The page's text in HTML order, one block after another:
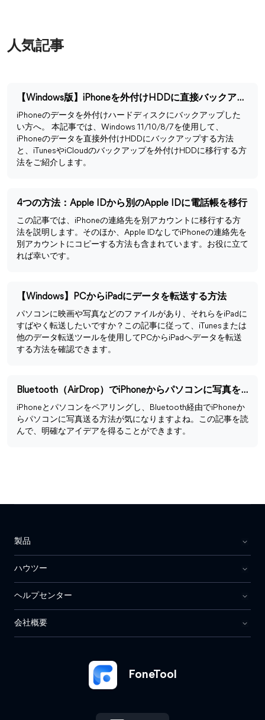
人気記事
【Windows版】iPhoneを外付けHDDに直接バックアップする方法
iPhoneのデータを外付けハードディスクにバックアップした
い方へ。 本記事では、Windows 11/10/8/7を使用して、
iPhoneのデータを直接外付けHDDにバックアップする方法
と、iTunesやiCloudのバックアップを外付けHDDに移行する方
法をご紹介します。
4つの方法：Apple IDから別のApple IDに電話帳を移行
この記事では、iPhoneの連絡先を別アカウントに移行する方
法を説明します。そのほか、Apple IDなしでiPhoneの連絡先を
別アカウントにコピーする方法も含まれています。お役に立て
れば幸いです。
【Windows】PCからiPadにデータを転送する方法
パソコンに映画や写真などのファイルがあり、それらをiPadに
すばやく転送したいですか？この記事に従って、iTunesまたは
他のデータ転送ツールを使用してPCからiPadへデータを転送
する方法を確認できます。
Bluetooth（AirDrop）でiPhoneからパソコンに写真を送る方法
iPhoneとパソコンをペアリングし、Bluetooth経由でiPhoneか
らパソコンに写真送る方法が気になりますよね。この記事を読
んで、明確なアイデアを得ることができます。
FoneTool
製品
ハウツー
ヘルプセンター
会社概要